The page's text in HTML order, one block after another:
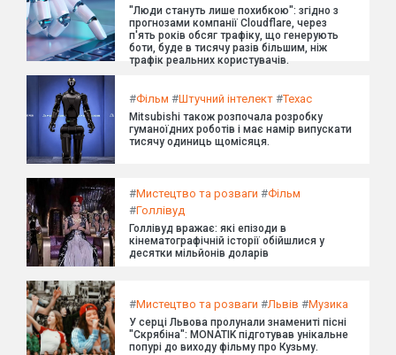
"Люди стануть лише похибкою": згідно з
прогнозами компанії Cloudflare, через
п'ять років обсяг трафіку, що генерують
боти, буде в тисячу разів більшим, ніж
трафік реальних користувачів.
#Фільм #Штучний інтелект #Техас
Mitsubishi також розпочала розробку
гуманоїдних роботів і має намір випускати
тисячу одиниць щомісяця.
#Мистецтво та розваги #Фільм
#Голлівуд
Голлівуд вражає: які епізоди в
кінематографічній історії обійшлися у
десятки мільйонів доларів
#Мистецтво та розваги #Львів #Музика
У серці Львова пролунали знамениті пісні
"Скрябіна": MONATIK підготував унікальне
попурі до виходу фільму про Кузьму.